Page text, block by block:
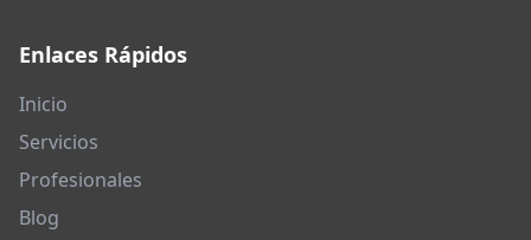
Enlaces Rápidos
Inicio
Servicios
Profesionales
Blog